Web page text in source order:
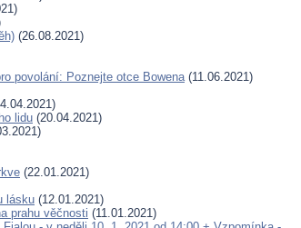
(26.08.2021)
povolání: Poznejte otce Bowena(11.06.2021)
lidu (20.04.2021)
(22.01.2021)
lásku (12.01.2021)
prahu věčnosti (11.01.2021)